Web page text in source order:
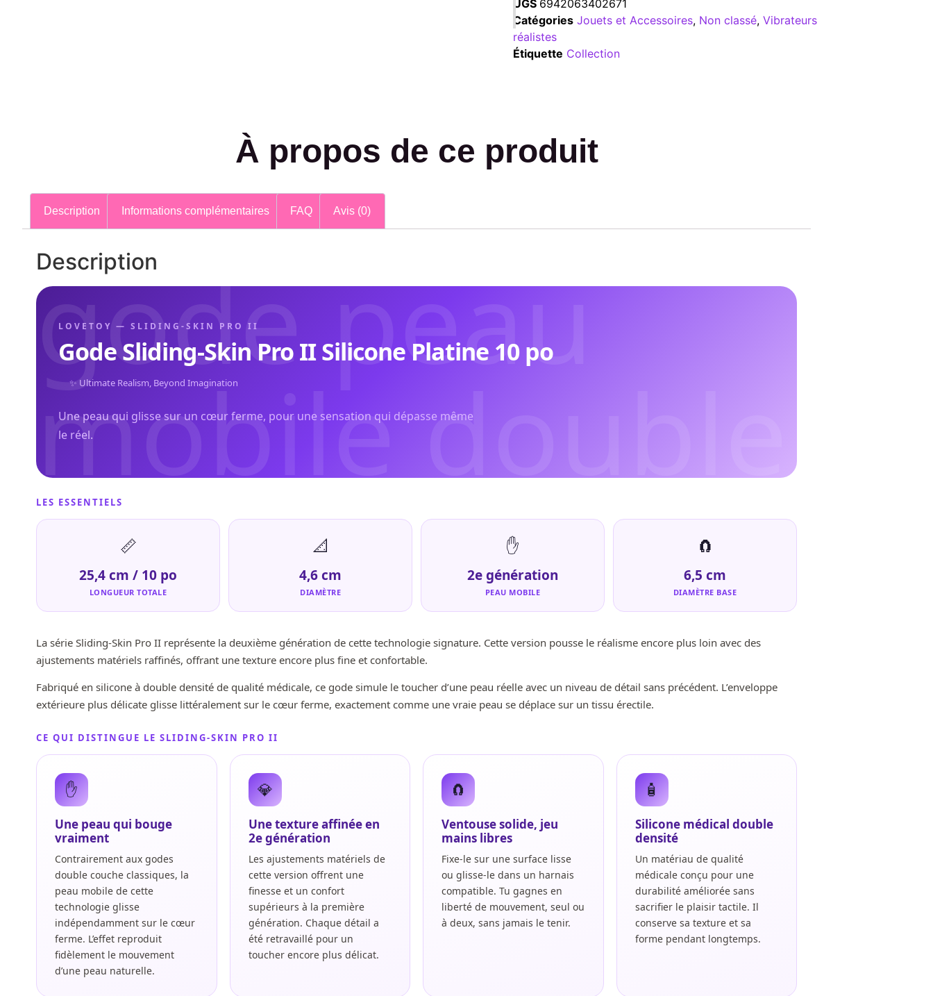
UGS 6942063402671
Catégories Jouets et Accessoires, Non classé, Vibrateurs
réalistes
Étiquette Collection
À propos de ce produit
Description Informations complémentaires FAQ Avis (0)
Description
gode peau
mobile double
densité, dildo
réaliste
silicone
médical 10
LOVETOY — SLIDING-SKIN PRO II
Gode Sliding-Skin Pro II Silicone Platine 10 po
✨ Ultimate Realism, Beyond Imagination
Une peau qui glisse sur un cœur ferme, pour une sensation qui dépasse même
le réel.
LES ESSENTIELS
📏
25,4 cm / 10 po
LONGUEUR TOTALE
📐
4,6 cm
DIAMÈTRE
✋
2e génération
PEAU MOBILE
🧲
6,5 cm
DIAMÈTRE BASE
La série Sliding-Skin Pro II représente la deuxième génération de cette technologie signature. Cette version pousse le réalisme encore plus loin avec des
ajustements matériels raffinés, offrant une texture encore plus fine et confortable.
Fabriqué en silicone à double densité de qualité médicale, ce gode simule le toucher d’une peau réelle avec un niveau de détail sans précédent. L’enveloppe
extérieure plus délicate glisse littéralement sur le cœur ferme, exactement comme une vraie peau se déplace sur un tissu érectile.
CE QUI DISTINGUE LE SLIDING-SKIN PRO II
✋
Une peau qui bouge
vraiment
Contrairement aux godes
double couche classiques, la
peau mobile de cette
technologie glisse
indépendamment sur le cœur
ferme. L’effet reproduit
fidèlement le mouvement
d’une peau naturelle.
💎
Une texture affinée en
2e génération
Les ajustements matériels de
cette version offrent une
finesse et un confort
supérieurs à la première
génération. Chaque détail a
été retravaillé pour un
toucher encore plus délicat.
🧲
Ventouse solide, jeu
mains libres
Fixe-le sur une surface lisse
ou glisse-le dans un harnais
compatible. Tu gagnes en
liberté de mouvement, seul ou
à deux, sans jamais le tenir.
🧴
Silicone médical double
densité
Un matériau de qualité
médicale conçu pour une
durabilité améliorée sans
sacrifier le plaisir tactile. Il
conserve sa texture et sa
forme pendant longtemps.